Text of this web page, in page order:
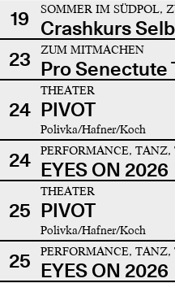
19 SOMMER IM SÜDPOL,
Crashkurs
23
ZUM MITMACHEN
Pro Senectute
24
THEATER
PIVOT
Polivka/Hafner/Koch
24 PERFORMANCE, TANZ,
EYES ON 2026
25
THEATER
PIVOT
Polivka/Hafner/Koch
25 PERFORMANCE, TANZ,
EYES ON 2026